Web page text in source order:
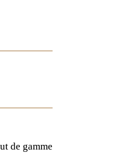
de gamme